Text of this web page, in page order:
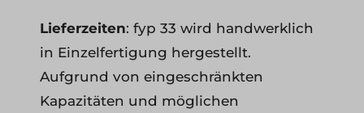
Lieferzeiten: fyp 33 wird handwerklich
in Einzelfertigung hergestellt.
Aufgrund von eingeschränkten
Kapazitäten und möglichen